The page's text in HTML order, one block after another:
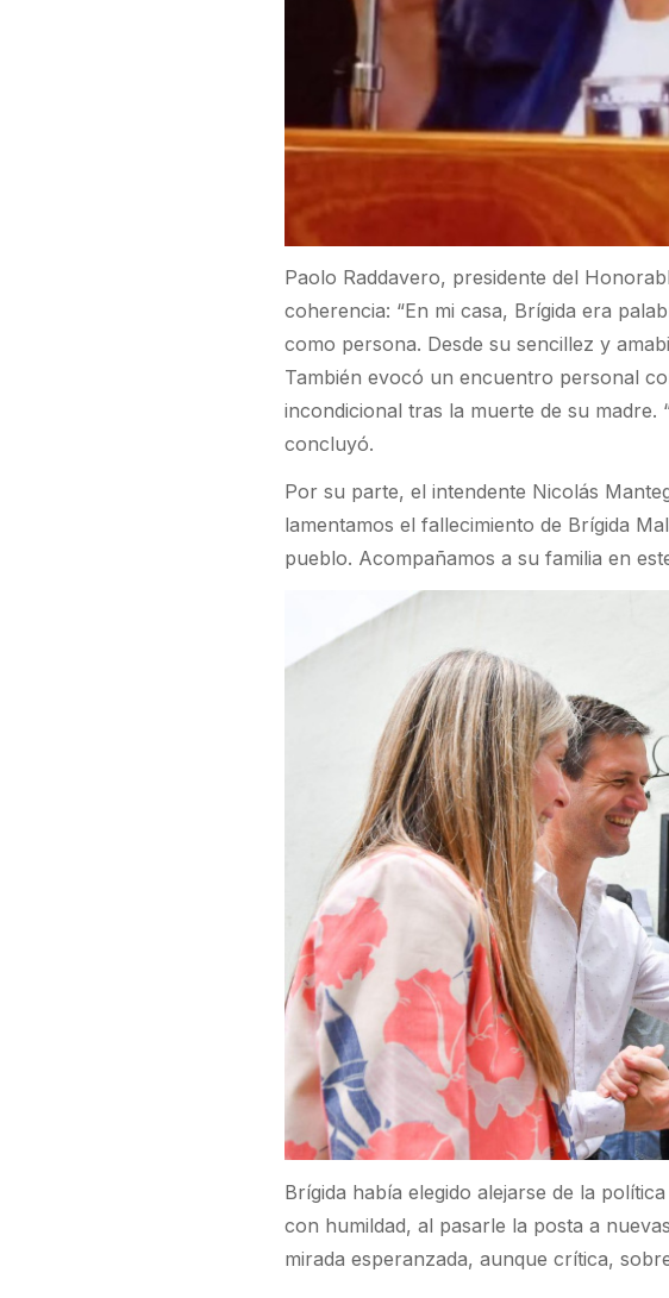
Paolo Raddavero, presidente del
coherencia: “En mi casa, Brígida era
como persona. Desde su sencillez y
También evocó un encuentro personal
incondicional tras la muerte de su madre.
concluyó.
Por su parte, el intendente Nicolás
lamentamos el fallecimiento de Brígida
pueblo. Acompañamos a su familia en
Brígida había elegido alejarse de la
con humildad, al pasarle la posta a
mirada esperanzada, aunque crítica,